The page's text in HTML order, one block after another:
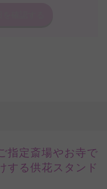
指定斎場やお寺で
する供花スタンド